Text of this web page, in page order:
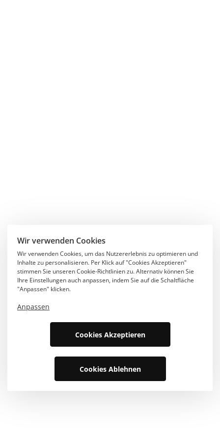
Wir verwenden Cookies
Wir verwenden Cookies, um das Nutzererlebnis zu optimieren und
Inhalte zu personalisieren. Per Klick auf "Cookies Akzeptieren"
stimmen Sie unseren Cookie-Richtlinien zu. Alternativ können Sie
Ihre Einstellungen auch anpassen, indem Sie auf die Schaltfläche
"Anpassen" klicken.
Anpassen
Cookies Akzeptieren
Cookies Ablehnen